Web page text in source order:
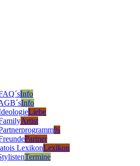
Info
Info
Liebe
Artist
%
Partner
LexikonLexikon
Termine